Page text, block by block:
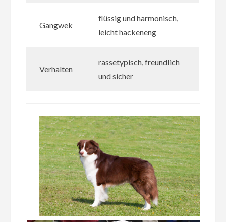
Gangwek
flüssig und harmonisch,
leicht hackeneng
Verhalten
rassetypisch, freundlich
und sicher